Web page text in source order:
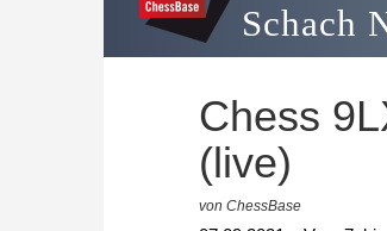
Schach
Chess
(live)
von ChessBase